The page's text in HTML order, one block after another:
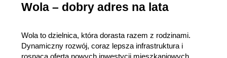
Wola – dobry adres na lata
Wola to dzielnica, która dorasta razem z rodzinami.
Dynamiczny rozwój, coraz lepsza infrastruktura i